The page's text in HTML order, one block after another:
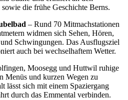
die frühe Geschichte Berns.
– Rund 70 Mitmachstationen
widmen sich Sehen, Hören,
Schwingungen. Das Ausflugsziel
auch bei wechselhaftem Wetter.
Moosegg und Huttwil ruhige
Menüs und kurzen Wegen zu
lässt sich mit einem Spaziergang
durch das Emmental verbinden.